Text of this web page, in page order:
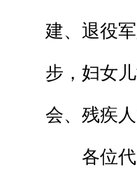
建、退役
步，妇女
会、残疾
各位